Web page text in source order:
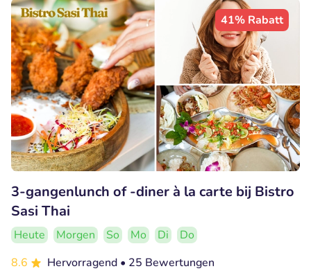
41% Rabatt
3-gangenlunch of -diner à la carte bij Bistro
Sasi Thai
Heute Morgen So Mo Di
Do
8.6
Hervorragend • 25 Bewertungen